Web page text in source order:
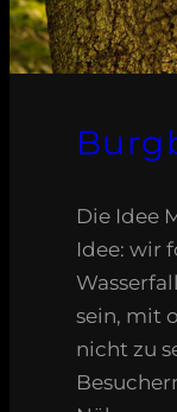
Die Idee
Idee: wir
sein, mit
nicht zu